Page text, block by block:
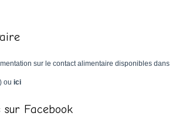
sur le contact alimentaire disponibles dans
ou ici
sur Facebook